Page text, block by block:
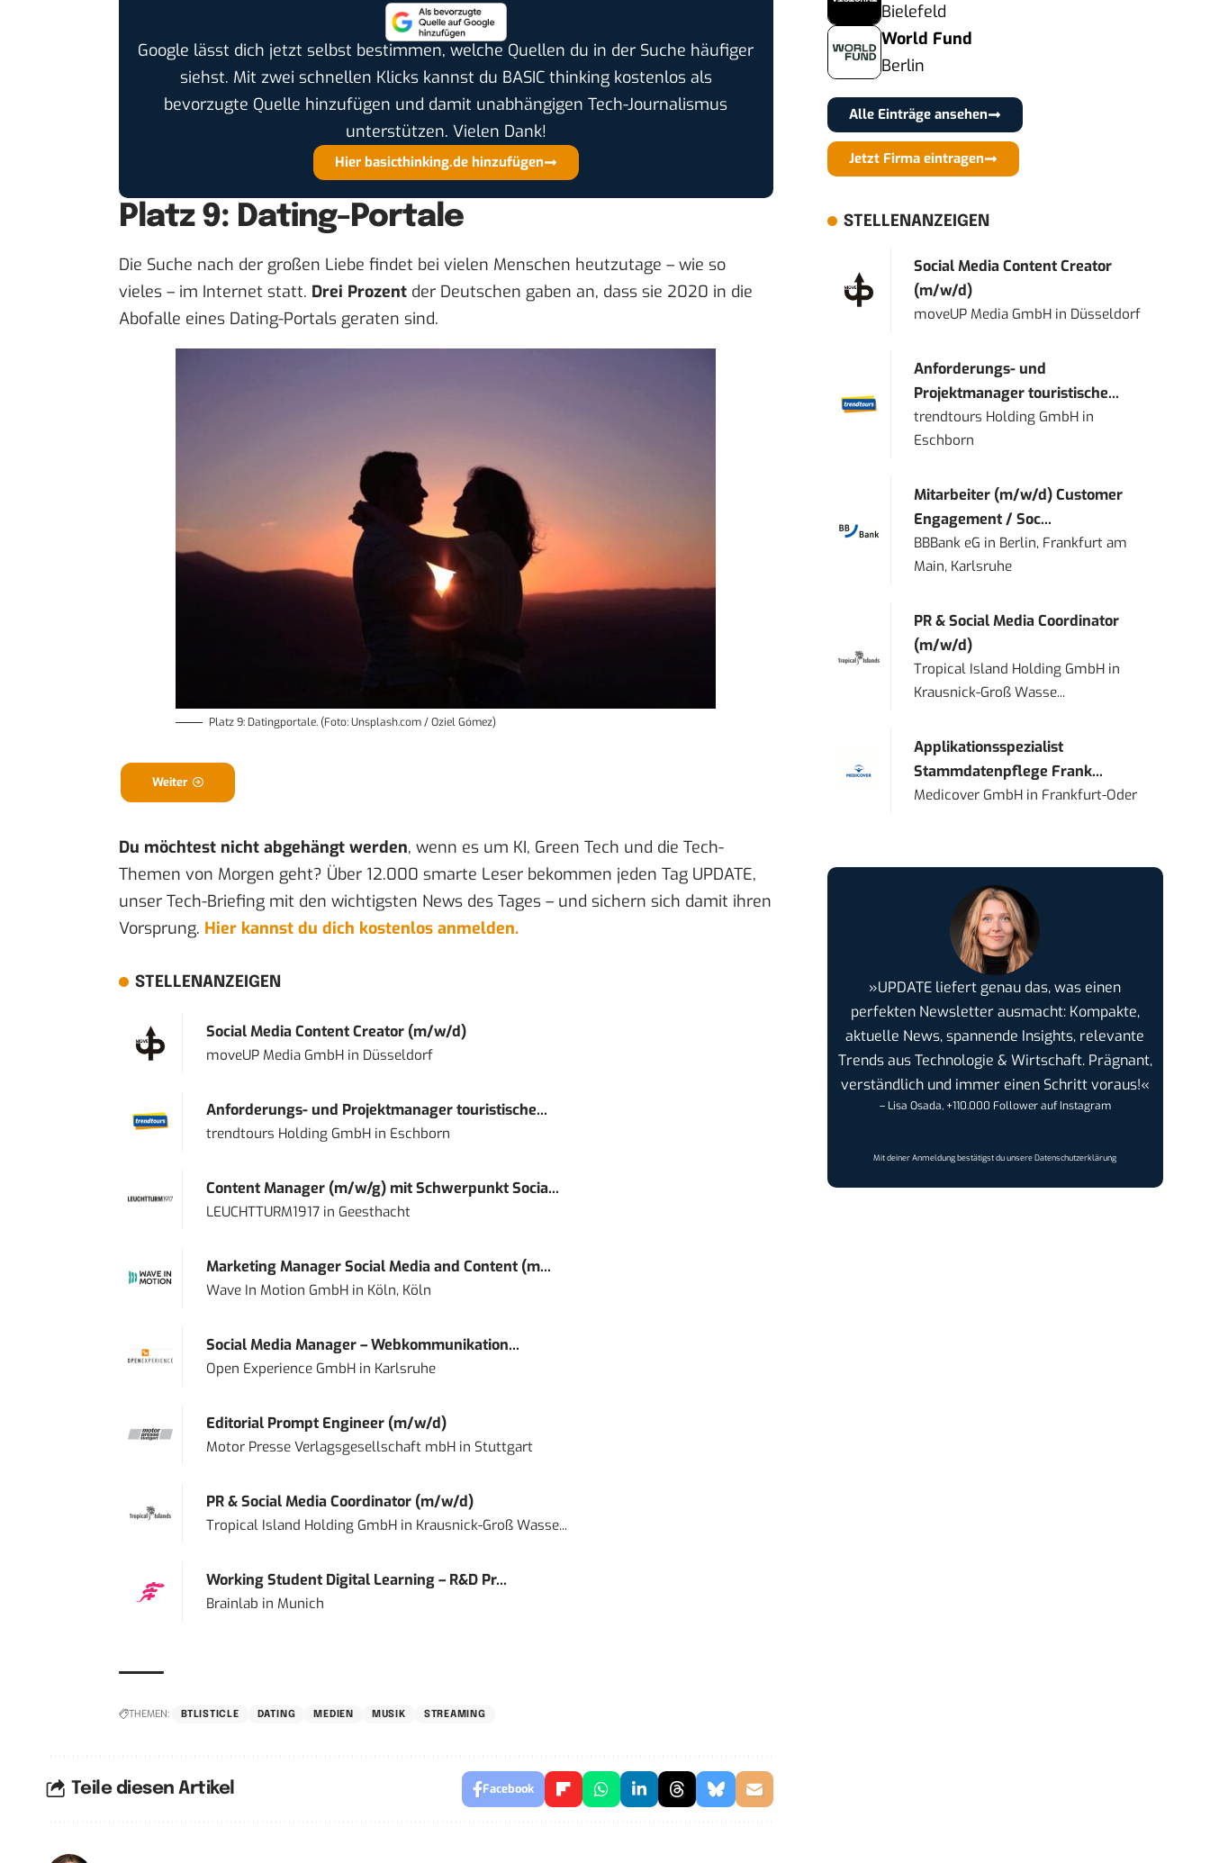
Google lässt dich jetzt selbst bestimmen, welche Quellen du in der Suche häufiger
siehst. Mit zwei schnellen Klicks kannst du BASIC thinking kostenlos als
bevorzugte Quelle hinzufügen und damit unabhängigen Tech-Journalismus
unterstützen. Vielen Dank!
Hier basicthinking.de hinzufügen
Platz 9: Dating-Portale
Die Suche nach der großen Liebe findet bei vielen Menschen heutzutage – wie so
vieles – im Internet statt. Drei Prozent der Deutschen gaben an, dass sie 2020 in die
Abofalle eines Dating-Portals geraten sind.
Platz 9: Datingportale. (Foto: Unsplash.com / Oziel Gómez)
Weiter
Du möchtest nicht abgehängt werden, wenn es um KI, Green Tech und die Tech-
Themen von Morgen geht? Über 12.000 smarte Leser bekommen jeden Tag UPDATE,
unser Tech-Briefing mit den wichtigsten News des Tages – und sichern sich damit ihren
Vorsprung. Hier kannst du dich kostenlos anmelden.
STELLENANZEIGEN
Social Media Content Creator (m/w/d)
moveUP Media GmbHin Düsseldorf
Anforderungs- und Projektmanager touristische...
trendtours Holding GmbHin Eschborn
Content Manager (m/w/g) mit Schwerpunkt Socia...
LEUCHTTURM1917in Geesthacht
Marketing Manager Social Media and Content (m...
Wave In Motion GmbHin Köln, Köln
Social Media Manager – Webkommunikation...
Open Experience GmbHin Karlsruhe
Editorial Prompt Engineer (m/w/d)
Motor Presse Verlagsgesellschaft mbHin Stuttgart
PR & Social Media Coordinator (m/w/d)
Tropical Island Holding GmbHin Krausnick-Groß Wasse...
Working Student Digital Learning – R&D Pr...
Brainlab in Munich
THEMEN: BTLISTICLE DATING MEDIEN MUSIK STREAMING
Teile diesen Artikel Facebook
Bielefeld
World Fund
Berlin
Alle Einträge ansehen
Jetzt Firma eintragen
STELLENANZEIGEN
Social Media Content Creator
(m/w/d)
moveUP Media GmbH in Düsseldorf
Anforderungs- und
Projektmanager touristische...
trendtours Holding GmbH in
Eschborn
Mitarbeiter (m/w/d) Customer
Engagement / Soc...
BBBank eG in Berlin, Frankfurt am
Main, Karlsruhe
PR & Social Media Coordinator
(m/w/d)
Tropical Island Holding GmbH in
Krausnick-Groß Wasse...
Applikationsspezialist
Stammdatenpflege Frank...
Medicover GmbH in Frankfurt-Oder
»UPDATE liefert genau das, was einen
perfekten Newsletter ausmacht: Kompakte,
aktuelle News, spannende Insights, relevante
Trends aus Technologie & Wirtschaft. Prägnant,
verständlich und immer einen Schritt voraus!«
– Lisa Osada, +110.000 Follower auf Instagram
Mit deiner Anmeldung bestätigst du unsereDatenschutzerklärung